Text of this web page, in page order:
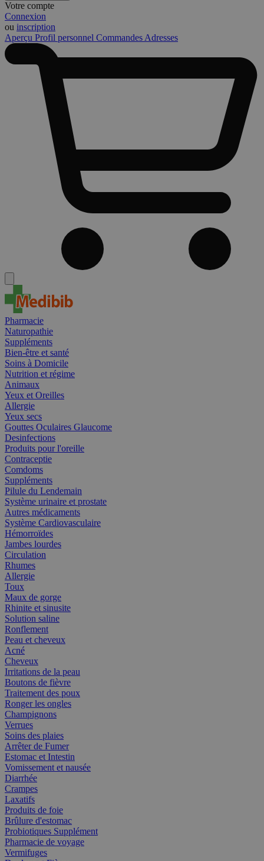
Votre compte
Connexion
ou inscription
Aperçu Profil personnel Commandes Adresses
Pharmacie
Naturopathie
Suppléments
Bien-être et santé
Soins à Domicile
Nutrition et régime
Animaux
Yeux et Oreilles
Allergie
Yeux secs
Gouttes Oculaires Glaucome
Desinfections
Produits pour l'oreille
Contraceptie
Comdoms
Suppléments
Pilule du Lendemain
Système urinaire et prostate
Autres médicaments
Système Cardiovasculaire
Hémorroïdes
Jambes lourdes
Circulation
Rhumes
Allergie
Toux
Maux de gorge
Rhinite et sinusite
Solution saline
Ronflement
Peau et cheveux
Acné
Cheveux
Irritations de la peau
Boutons de fièvre
Traitement des poux
Ronger les ongles
Champignons
Verrues
Soins des plaies
Arrêter de Fumer
Estomac et Intestin
Vomissement et nausée
Diarrhée
Crampes
Laxatifs
Produits de foie
Brûlure d'estomac
Probiotiques Supplément
Pharmacie de voyage
Vermifuges